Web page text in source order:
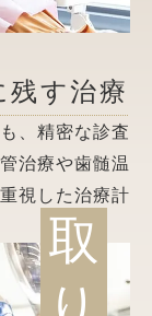
す治療
、精密な診査
治療や歯髄温
視した治療計
取